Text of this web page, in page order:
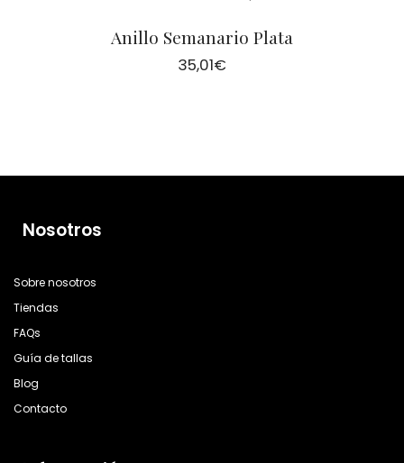
Anillo Semanario Plata
35,01€
Nosotros
Sobre nosotros
Tiendas
FAQs
Guía de tallas
Blog
Contacto